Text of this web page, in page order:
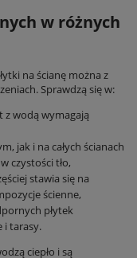
w różnych
na ścianę można z
Sprawdzą się w:
z wodą wymagają
jak i na całych ścianach
czystości tło,
stawia się na
ścienne,
płytek
i tarasy.
ciepło i są